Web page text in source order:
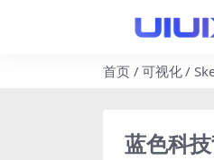
首页 可视化
蓝色科